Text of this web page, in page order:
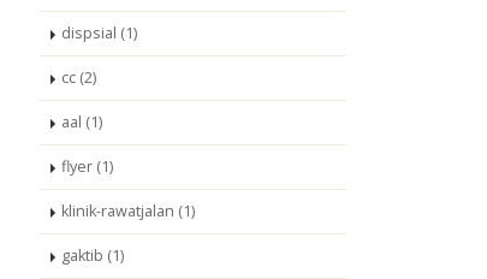
dispsial (1)
cc (2)
aal (1)
flyer (1)
klinik-rawatjalan (1)
gaktib (1)